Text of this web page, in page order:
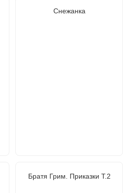
Снежанка
Братя Грим. Приказки Т.2